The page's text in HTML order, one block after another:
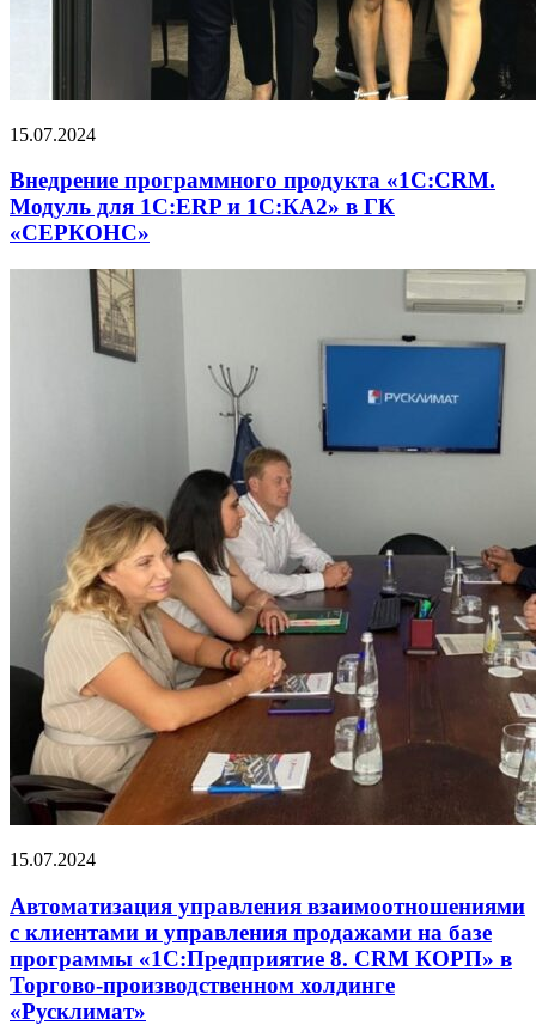
15.07.2024
Внедрение программного продукта «1С:CRM.
Модуль для 1С:ERP и 1С:КА2» в ГК
«СЕРКОНС»
15.07.2024
Автоматизация управления взаимоотношениями
с клиентами и управления продажами на базе
программы «1С:Предприятие 8. CRM КОРП» в
Торгово-производственном холдинге
«Русклимат»